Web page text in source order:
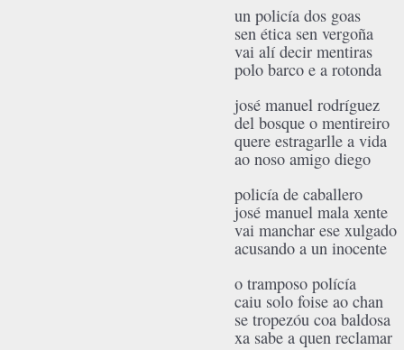
un policía dos goas
sen ética sen vergoña
vai alí decir mentiras
polo barco e a rotonda
josé manuel rodríguez
del bosque o mentireiro
quere estragarlle a vida
ao noso amigo diego
policía de caballero
josé manuel mala xente
vai manchar ese xulgado
acusando a un inocente
o tramposo polícía
caiu solo foise ao chan
se tropezóu coa baldosa
xa sabe a quen reclamar